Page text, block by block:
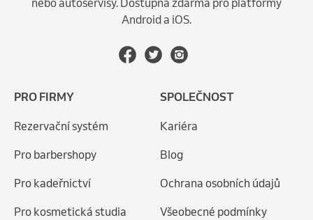
Android a iOS.
PRO FIRMY
Rezervační systém
Pro barbershopy
Pro kadeřnictví
Pro kosmetická studia
SPOLEČNOST
Kariéra
Blog
Ochrana osobních údajů
Všeobecné podmínky